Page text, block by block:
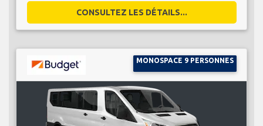
CONSULTEZ LES DÉTAILS...
MONOSPACE 9 PERSONNES